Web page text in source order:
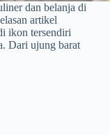
dan belanja di
artikel
ikon tersendiri
Dari ujung barat